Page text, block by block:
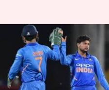
भारत बनाम
मुकाबले में इन
देखने को मिलेगी
लेखन मोहम्मद वाहिद Jan 18, 2020